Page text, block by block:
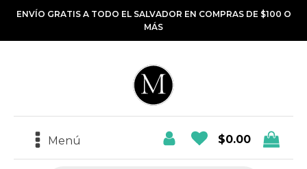
ENVÍO GRATIS A TODO EL SALVADOR EN COMPRAS DE $100 O
MÁS
Menú $0.00